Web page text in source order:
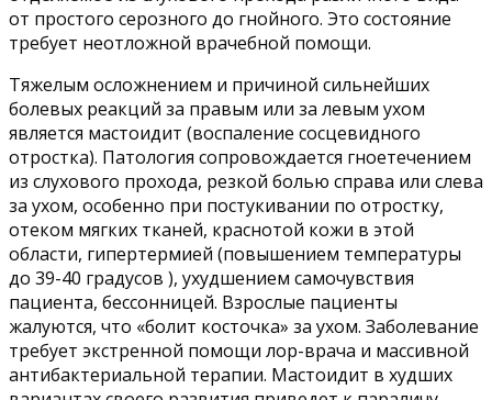
от простого серозного до гнойного. Это состояние
требует неотложной врачебной помощи.
Тяжелым осложнением и причиной сильнейших
болевых реакций за правым или за левым ухом
является мастоидит (воспаление сосцевидного
отростка). Патология сопровождается гноетечением
из слухового прохода, резкой болью справа или слева
за ухом, особенно при постукивании по отростку,
отеком мягких тканей, краснотой кожи в этой
области, гипертермией (повышением температуры
до 39-40 градусов ), ухудшением самочувствия
пациента, бессонницей. Взрослые пациенты
жалуются, что «болит косточка» за ухом. Заболевание
требует экстренной помощи лор-врача и массивной
антибактериальной терапии. Мастоидит в худших